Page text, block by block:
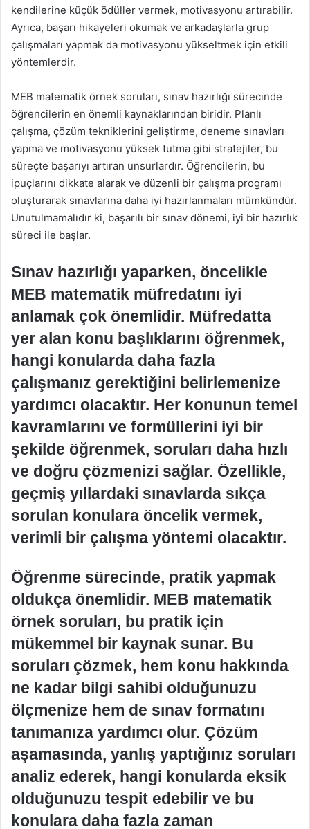
kendilerine küçük ödüller vermek, motivasyonu artırabilir.
Ayrıca, başarı hikayeleri okumak ve arkadaşlarla grup
çalışmaları yapmak da motivasyonu yükseltmek için etkili
yöntemlerdir.
MEB matematik örnek soruları, sınav hazırlığı sürecinde
öğrencilerin en önemli kaynaklarından biridir. Planlı
çalışma, çözüm tekniklerini geliştirme, deneme sınavları
yapma ve motivasyonu yüksek tutma gibi stratejiler, bu
süreçte başarıyı artıran unsurlardır. Öğrencilerin, bu
ipuçlarını dikkate alarak ve düzenli bir çalışma programı
oluşturarak sınavlarına daha iyi hazırlanmaları mümkündür.
Unutulmamalıdır ki, başarılı bir sınav dönemi, iyi bir hazırlık
süreci ile başlar.
Sınav hazırlığı yaparken, öncelikle
MEB matematik müfredatını iyi
anlamak çok önemlidir. Müfredatta
yer alan konu başlıklarını öğrenmek,
hangi konularda daha fazla
çalışmanız gerektiğini belirlemenize
yardımcı olacaktır. Her konunun temel
kavramlarını ve formüllerini iyi bir
şekilde öğrenmek, soruları daha hızlı
ve doğru çözmenizi sağlar. Özellikle,
geçmiş yıllardaki sınavlarda sıkça
sorulan konulara öncelik vermek,
verimli bir çalışma yöntemi olacaktır.
Öğrenme sürecinde, pratik yapmak
oldukça önemlidir. MEB matematik
örnek soruları, bu pratik için
mükemmel bir kaynak sunar. Bu
soruları çözmek, hem konu hakkında
ne kadar bilgi sahibi olduğunuzu
ölçmenize hem de sınav formatını
tanımanıza yardımcı olur. Çözüm
aşamasında, yanlış yaptığınız soruları
analiz ederek, hangi konularda eksik
olduğunuzu tespit edebilir ve bu
konulara daha fazla zaman